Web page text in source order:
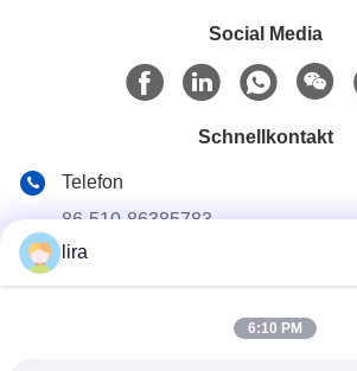
Social Media
Schnellkontakt
Telefon
86-510-86385783
lira
6:10 PM